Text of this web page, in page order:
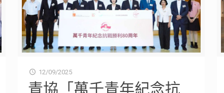
12/09/2025
青協「萬千青年紀念抗